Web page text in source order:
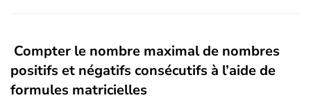
Compter le nombre maximal de nombres
positifs et négatifs consécutifs à l’aide de
formules matricielles